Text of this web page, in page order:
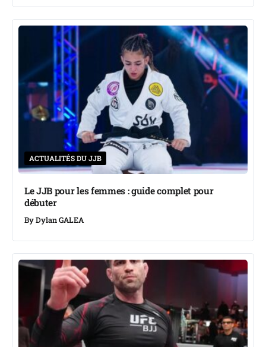
ACTUALITÉS DU JJB
Le JJB pour les femmes : guide complet pour
débuter
ByDylan GALEA